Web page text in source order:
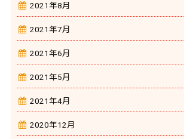
2021年8月
2021年7月
2021年6月
2021年5月
2021年4月
2020年12月